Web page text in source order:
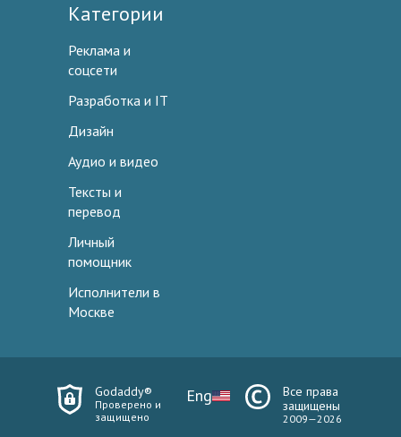
Категории
Реклама и
соцсети
Разработка и IT
Дизайн
Аудио и видео
Тексты и
перевод
Личный
помощник
Исполнители в
Москве
Godaddy®
Проверено и
защищено
Eng
Все права
защищены
2009—2026